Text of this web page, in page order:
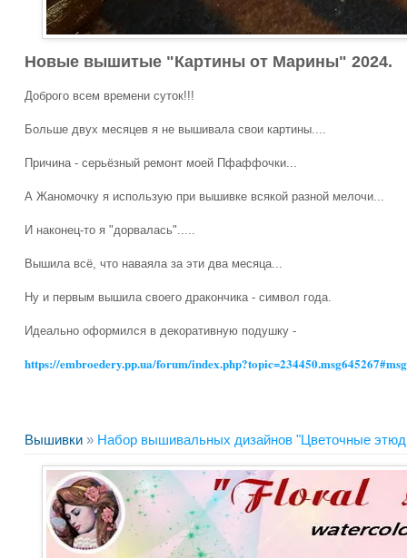
Новые вышитые "Картины от Марины" 2024.
Доброго всем времени суток!!!
Больше двух месяцев я не вышивала свои картины....
Причина - серьёзный ремонт моей Пфаффочки...
А Жаномочку я использую при вышивке всякой разной мелочи...
И наконец-то я "дорвалась".....
Вышила всё, что наваяла за эти два месяца...
Ну и первым вышила своего дракончика - символ года.
Идеально оформился в декоративную подушку -
https://embroedery.pp.ua/forum/
Вышивки » Набор вышивальных дизайнов "Цветочные